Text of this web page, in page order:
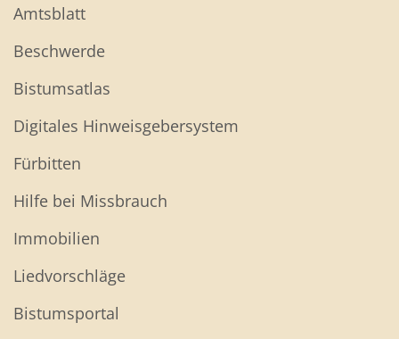
Amtsblatt
Beschwerde
Bistumsatlas
Digitales Hinweisgebersystem
Fürbitten
Hilfe bei Missbrauch
Immobilien
Liedvorschläge
Bistumsportal